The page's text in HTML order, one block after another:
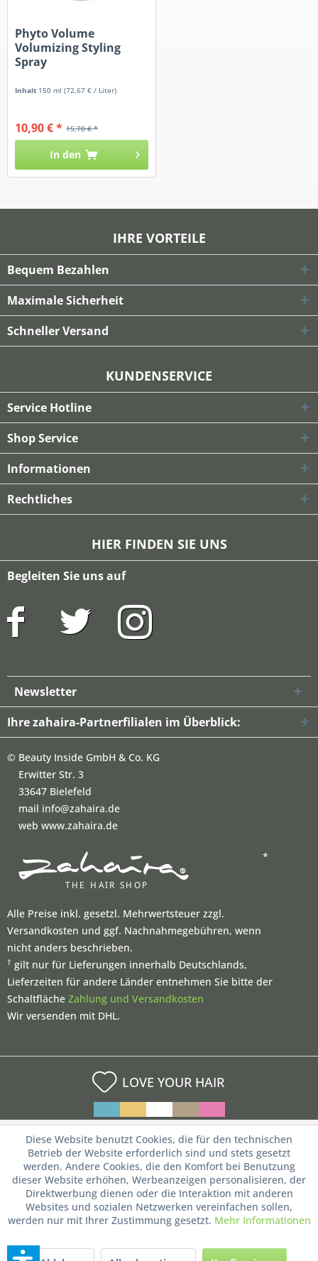
Phyto Volume
Volumizing Styling
Spray
Inhalt 150 ml(72,67 € / Liter)
15,70 € *
10,90 € *
In den
IHRE VORTEILE
Bequem Bezahlen
Maximale Sicherheit
Schneller Versand
KUNDENSERVICE
Service Hotline
Shop Service
Informationen
Rechtliches
HIER FINDEN SIE UNS
Begleiten Sie uns auf
Newsletter
Ihre zahaira-Partnerfilialen im Überblick:
© Beauty Inside GmbH & Co. KG
Erwitter Str. 3
33647 Bielefeld
mail info@zahaira.de
web www.zahaira.de
*
Alle Preise inkl. gesetzl. Mehrwertsteuer zzgl.
Versandkosten und ggf. Nachnahmegebühren, wenn
nicht anders beschrieben.
† gilt nur für Lieferungen innerhalb Deutschlands,
Lieferzeiten für andere Länder entnehmen Sie bitte der
Schaltfläche Zahlung und Versandkosten
Wir versenden mit DHL.
LOVE YOUR HAIR
Diese Website benutzt Cookies, die für den technischen
Betrieb der Website erforderlich sind und stets gesetzt
werden. Andere Cookies, die den Komfort bei Benutzung
dieser Website erhöhen, Werbeanzeigen personalisieren, der
Direktwerbung dienen oder die Interaktion mit anderen
Websites und sozialen Netzwerken vereinfachen sollen,
werden nur mit Ihrer Zustimmung gesetzt. Mehr Informationen